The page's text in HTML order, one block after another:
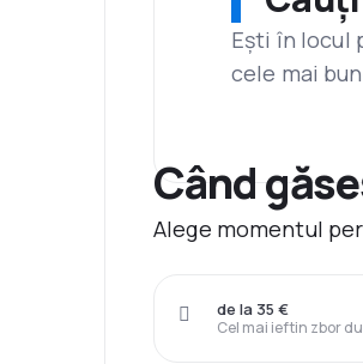
Ești în locul
cele mai
Când
Alege momentul
Cel mai ieftin zbor
de la 35 €